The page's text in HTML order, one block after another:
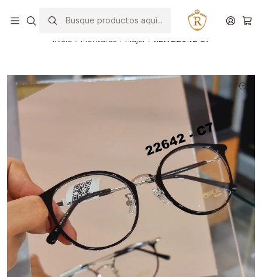
WhatsApp
Inicio Monturas Mujer RDA 22642 C7